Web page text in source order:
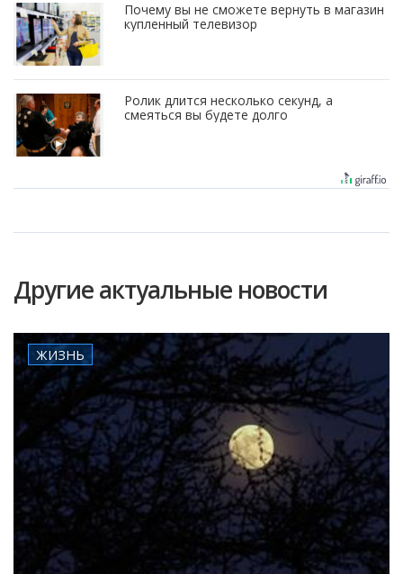
Почему вы не сможете вернуть в магазин
купленный телевизор
Ролик длится несколько секунд, а
смеяться вы будете долго
Другие актуальные новости
ЖИЗНЬ